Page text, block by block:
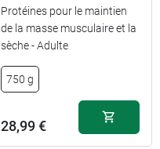
Protéines pour le maintien
de la masse musculaire et la
sèche - Adulte
750 g
28,99 €